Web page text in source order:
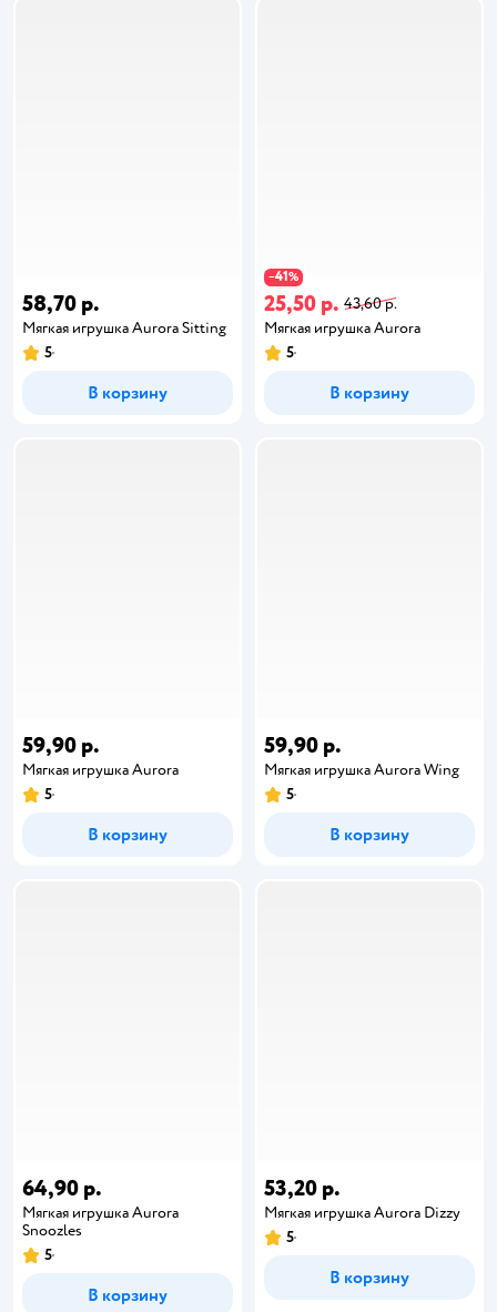
58,70 р.
Мягкая игрушка Aurora Sitting
5
В корзину
−41%
25,50 р. 43,60 р.
Мягкая игрушка Aurora
5
В корзину
59,90 р.
Мягкая игрушка Aurora
5
В корзину
59,90 р.
Мягкая игрушка Aurora Wing
5
В корзину
64,90 р.
Мягкая игрушка Aurora
Snoozles
5
В корзину
53,20 р.
Мягкая игрушка Aurora Dizzy
5
В корзину